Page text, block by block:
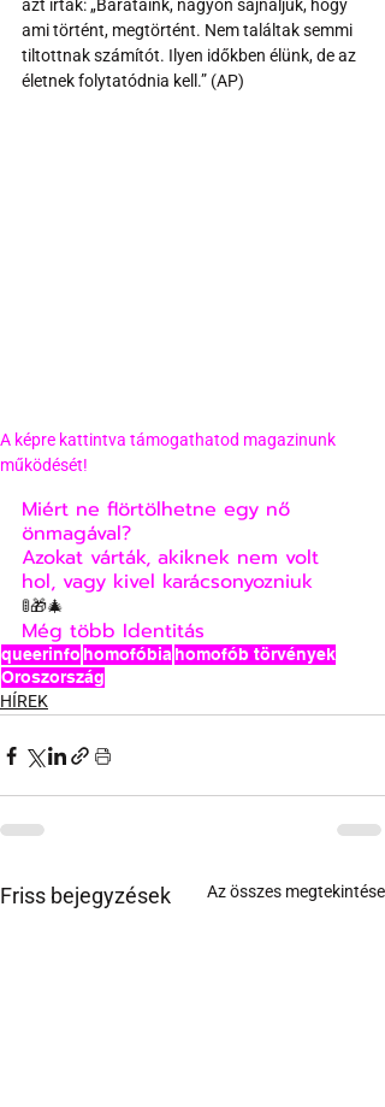
azt írták: „Barátaink, nagyon sajnáljuk, hogy
ami történt, megtörtént. Nem találtak semmi
tiltottnak számítót. Ilyen időkben élünk, de az
életnek folytatódnia kell.” (AP)
A képre kattintva támogathatod magazinunk
működését!
Miért ne flörtölhetne egy nő
önmagával?
Azokat várták, akiknek nem volt
hol, vagy kivel karácsonyozniuk
🚦🎁🎄
Még több Identitás
queerinfohomofóbiahomofób törvények
Oroszország
HÍREK
Friss bejegyzések Az összes megtekintése